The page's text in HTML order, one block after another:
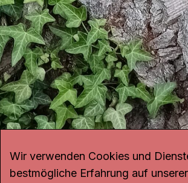
Wir verwenden Cookies und
bestmögliche Erfahrung auf